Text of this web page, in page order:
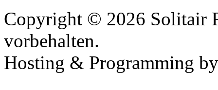
Copyright © 2026 Solitair
vorbehalten.
Hosting & Programming